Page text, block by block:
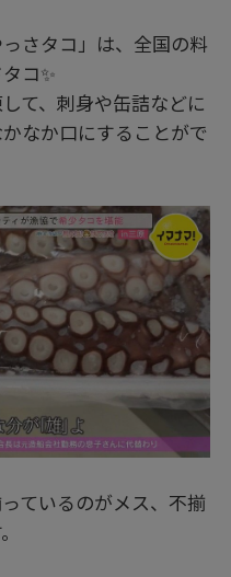
さタコ」は、全国の料
コ✨
て、刺身や缶詰などに
なか口にすることがで
ているのがメス、不揃